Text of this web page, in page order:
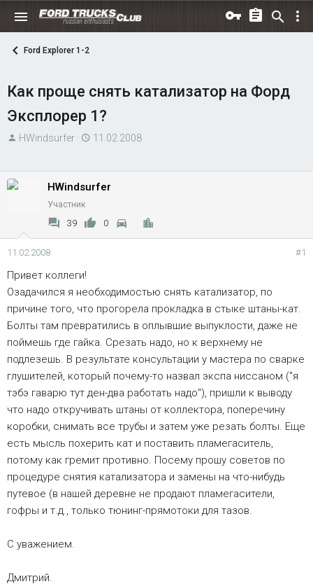
Ford Explorer 1-2
Как проще снять катализатор на Форд
Эксплорер 1?
А
HWindsurfer
Д
а
ч
11.02.2008
HWindsurfer
Участник
39 0
11.02.2008 #1
Привет коллеги!
Озадачился я необходимостью снять катализатор, по
причине того, что прогорела прокладка в стыке штаны-кат.
Болты там превратились в оплывшие выпуклости, даже не
поймешь где гайка. Срезать надо, но к верхнему не
подлезешь. В результате консультации у мастера по сварке
глушителей, который почему-то назвал экспа ниссаном ("я
тэбэ гаварю тут ден-два работать надо"), пришли к выводу
что надо откручивать штаны от коллектора, поперечину
коробки, снимать все трубы и затем уже резать болты. Еще
есть мысль похерить кат и поставить пламегаситель,
потому как гремит противно. Посему прошу советов по
процедуре снятия катализатора и замены на что-нибудь
путевое (в нашей деревне не продают пламегасители,
гофры и т.д., только тюнинг-прямотоки для тазов.
С уважением.
Дмитрий.